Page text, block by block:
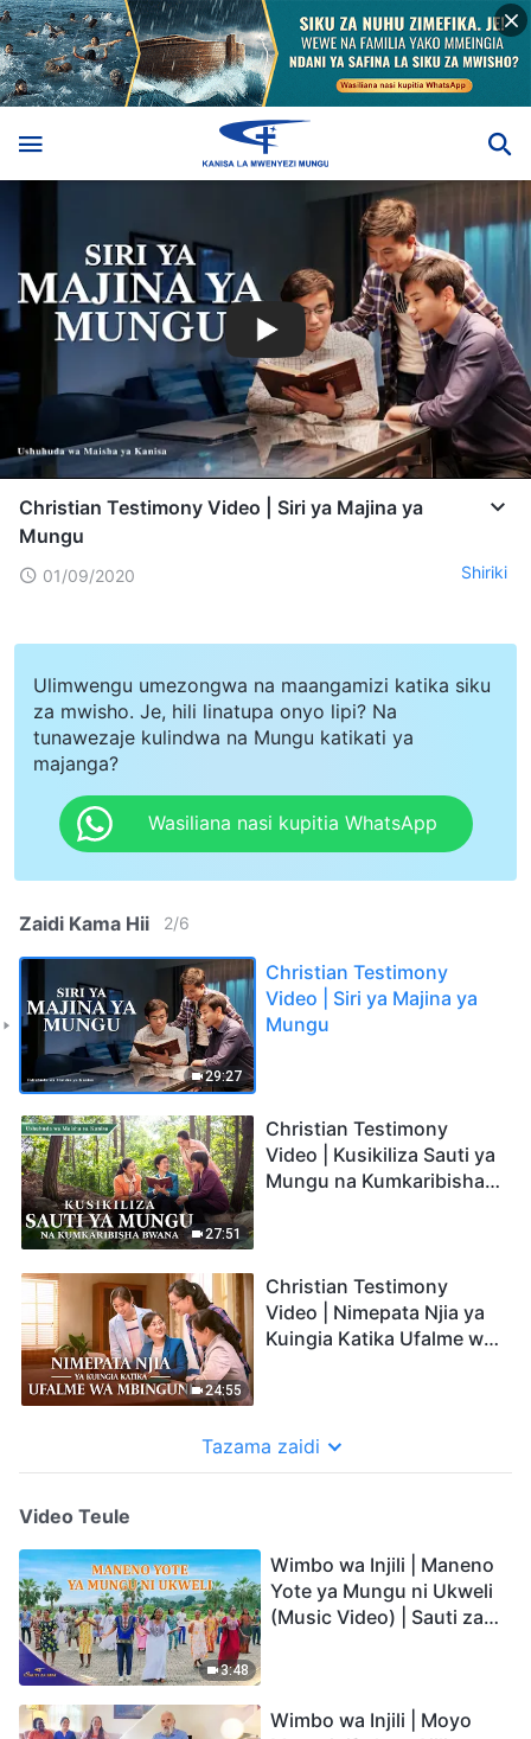
Christian Testimony Video | Siri ya Majina ya
Mungu
01/09/2020 Shiriki
Ulimwengu umezongwa na maangamizi katika siku
za mwisho. Je, hili linatupa onyo lipi? Na
tunawezaje kulindwa na Mungu katikati ya
majanga?
Wasiliana nasi kupitia WhatsApp
Zaidi Kama Hii 2/6
29:27
Christian Testimony
Video | Siri ya Majina ya
Mungu
27:51
Christian Testimony
Video | Kusikiliza Sauti ya
Mungu na Kumkaribisha
24:55
Christian Testimony
Video | Nimepata Njia ya
Kuingia Katika Ufalme wa
Tazama zaidi
Video Teule
3:48
Wimbo wa Injili | Maneno
Yote ya Mungu ni Ukweli
(Music Video) | Sauti za
Wimbo wa Injili | Moyo